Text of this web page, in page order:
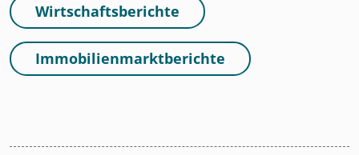
Wirtschaftsberichte
Immobilienmarktberichte